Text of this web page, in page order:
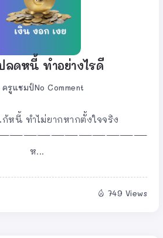
ลดหนี้ ทำอย่างไรดี
ครูแชมป์No Comment
หนี้ ทำไม่ยากหากตั้งใจจริง
ห...
749 Views